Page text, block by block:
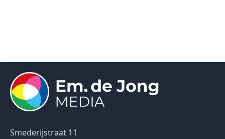
Smederijstraat 11